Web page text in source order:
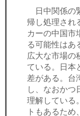
日中関係の
帰し処理され
カーの中国市
る可能性はあ
広大な市場の
ている。日本
差がある。台
し、なおかつ
理解している
トもあるた